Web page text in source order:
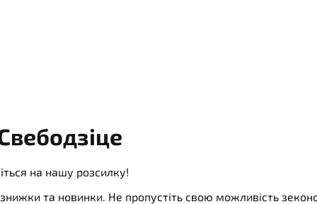
на нашу розсилку!
знижки та новинки. Не пропустіть свою можливість